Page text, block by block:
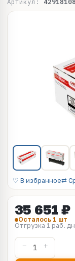
♡ В избранное⇄
35 651 ₽
Осталось 1 шт
Отгрузка 1 раб.